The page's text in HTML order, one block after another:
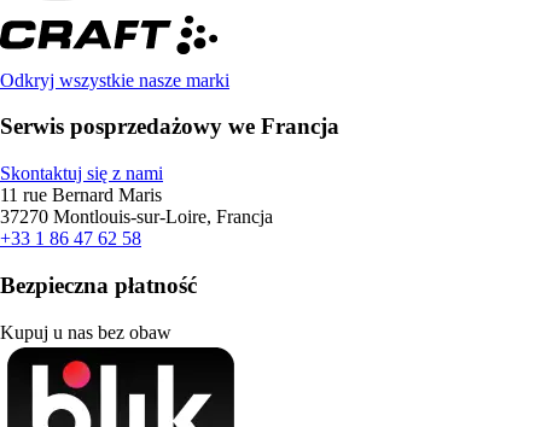
Odkryj wszystkie nasze marki
Serwis posprzedażowy we Francja
Skontaktuj się z nami
11 rue Bernard Maris
37270 Montlouis-sur-Loire, Francja
+33 1 86 47 62 58
Bezpieczna płatność
Kupuj u nas bez obaw